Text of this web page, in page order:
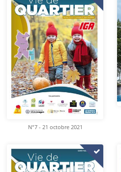
N°7 - 21 octobre 2021